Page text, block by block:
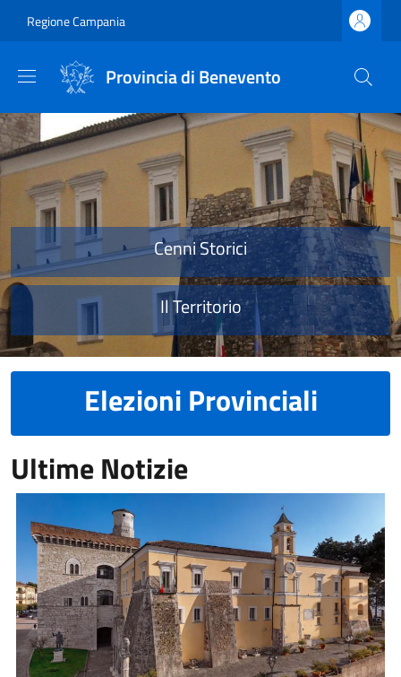
Regione Campania
Provincia di Benevento
Provincia di Benevento
Cenni Storici
Il Territorio
Elezioni Provinciali
Ultime Notizie